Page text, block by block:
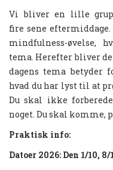
Vi bliver en lille
fire sene
mindfulness-øvelse,
tema. Herefter bliver
dagens tema betyder
hvad du har lyst til at
Du skal ikke
noget. Du skal komme,
Praktisk info:
Datoer 2026: Den 1/10, 8/